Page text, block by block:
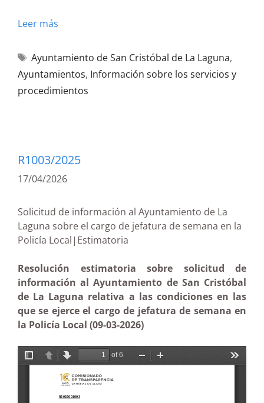
Leer más
Ayuntamiento de San Cristóbal de La Laguna,
Ayuntamientos, Información sobre los servicios y
procedimientos
R1003/2025
17/04/2026
Solicitud de información al Ayuntamiento de La
Laguna sobre el cargo de jefatura de semana en la
Policía Local|Estimatoria
Resolución estimatoria sobre solicitud de
información al Ayuntamiento de San Cristóbal
de La Laguna relativa a las condiciones en las
que se ejerce el cargo de jefatura de semana en
la Policía Local (09-03-2026)